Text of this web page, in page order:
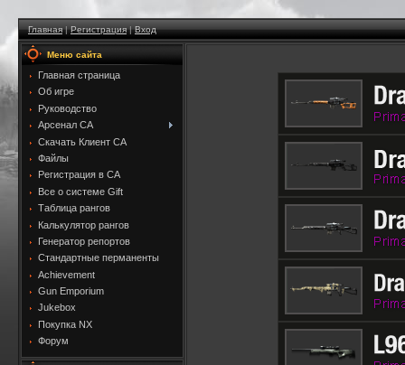
Главная|Регистрация|Вход
Меню сайта
Главная страница
Об игре
Руководство
Арсенал CA
Скачать Клиент CA
Файлы
Регистрация в CA
Все о системе Gift
Таблица рангов
Калькулятор рангов
Генератор репортов
Стандартные перманенты
Achievement
Gun Emporium
Jukebox
Покупка NX
Форум